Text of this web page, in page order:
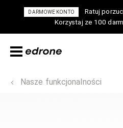
DARMOWE KONTO Ratuj
Korzystaj ze 100
Nasze funkcjonalności